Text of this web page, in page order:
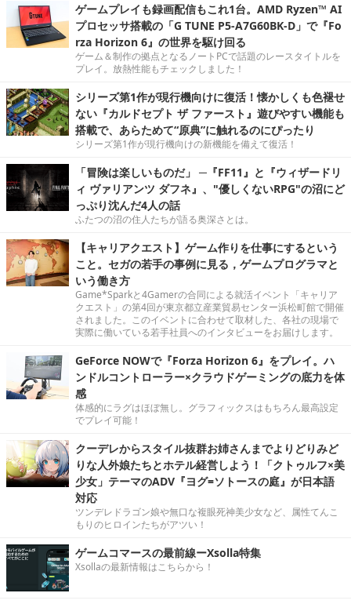
ゲームプレイも録画配信もこれ1台。AMD Ryzen™ AI
プロセッサ搭載の「G TUNE P5-A7G60BK-D」で『Fo
rza Horizon 6』の世界を駆け回る
ゲーム＆制作の拠点となるノートPCで話題のレースタイトルを
プレイ。放熱性能もチェックしました！
シリーズ第1作が現行機向けに復活！懐かしくも色褪せ
ない『カルドセプト ザ ファースト』遊びやすい機能も
搭載で、あらためて“原典”に触れるのにぴったり
シリーズ第1作が現行機向けの新機能を備えて復活！
「冒険は楽しいものだ」 ─『FF11』と『ウィザードリ
ィ ヴァリアンツ ダフネ』、"優しくないRPG"の沼にど
っぷり沈んだ4人の話
ふたつの沼の住人たちが語る奥深さとは。
【キャリアクエスト】ゲーム作りを仕事にするという
こと。セガの若手の事例に見る，ゲームプログラマと
いう働き方
Game*Sparkと4Gamerの合同による就活イベント「キャリア
クエスト」の第4回が東京都立産業貿易センター浜松町館で開催
されました。このイベントに合わせて取材した、各社の現場で
実際に働いている若手社員へのインタビューをお届けします。
GeForce NOWで『Forza Horizon 6』をプレイ。ハ
ンドルコントローラー×クラウドゲーミングの底力を体
感
体感的にラグはほぼ無し。グラフィックスはもちろん最高設定
でプレイ可能！
クーデレからスタイル抜群お姉さんまでよりどりみど
りな人外娘たちとホテル経営しよう！「クトゥルフ×美
少女」テーマのADV『ヨグ=ソトースの庭』が日本語
対応
ツンデレドラゴン娘や無口な複眼死神美少女など、属性てんこ
もりのヒロインたちがアツい！
ゲームコマースの最前線ーXsolla特集
Xsollaの最新情報はこちらから！